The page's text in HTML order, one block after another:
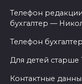
Телефон
бухгалтер —
Телефон
Для детей старше
Контактные